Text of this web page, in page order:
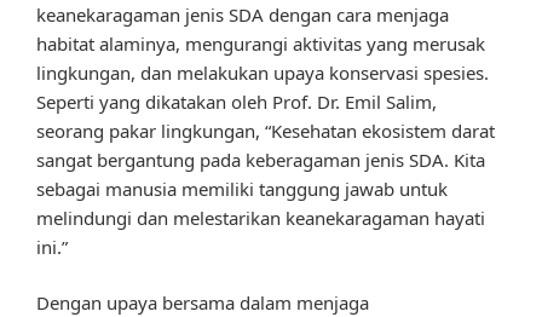
keanekaragaman jenis SDA dengan cara menjaga
habitat alaminya, mengurangi aktivitas yang merusak
lingkungan, dan melakukan upaya konservasi spesies.
Seperti yang dikatakan oleh Prof. Dr. Emil Salim,
seorang pakar lingkungan, “Kesehatan ekosistem darat
sangat bergantung pada keberagaman jenis SDA. Kita
sebagai manusia memiliki tanggung jawab untuk
melindungi dan melestarikan keanekaragaman hayati
ini.”
Dengan upaya bersama dalam menjaga